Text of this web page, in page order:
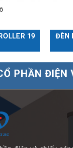
19 ĐÈN
PHẦN